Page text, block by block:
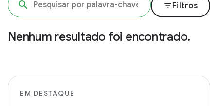
filter_listFiltros
Nenhum resultado foi encontrado.
EM DESTAQUE